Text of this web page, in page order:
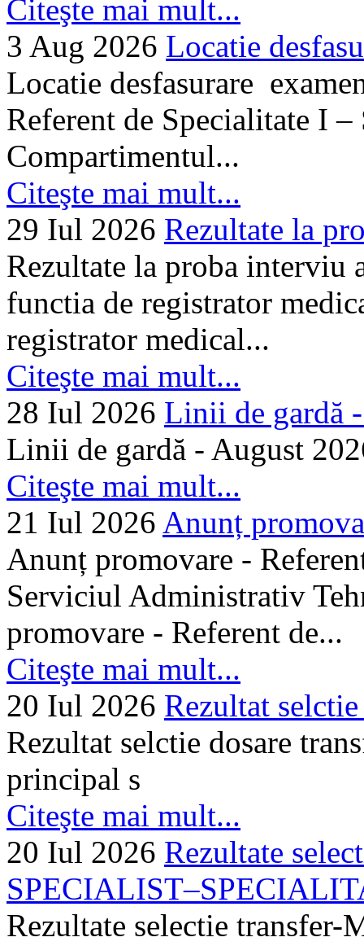
Citeşte mai mult...
3 Aug 2026 Locatie
Locatie desfasurare
Referent de Specialitate I
Compartimentul...
Citeşte mai mult...
29 Iul 2026 Rezultate la
Rezultate la proba interviu
functia de registrator
registrator medical...
Citeşte mai mult...
28 Iul 2026 Linii de gardă
Linii de gardă - August
Citeşte mai mult...
21 Iul 2026 Anunț
Anunț promovare -
Serviciul Administrativ
promovare - Referent de...
Citeşte mai mult...
20 Iul 2026 Rezultat
Rezultat selctie dosare
principal s
Citeşte mai mult...
20 Iul 2026 Rezultate
Rezultate selectie